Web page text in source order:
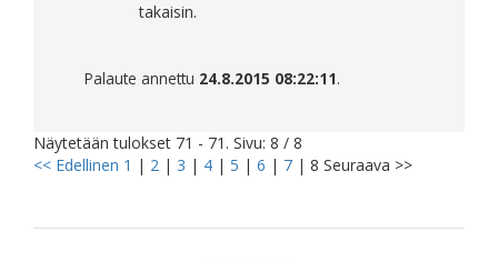
takaisin.
Palaute annettu 24.8.2015 08:22:11.
Näytetään tulokset 71 - 71. Sivu: 8 / 8
<< Edellinen 1 | 2 | 3 | 4 | 5 | 6 | 7 | 8 Seuraava >>